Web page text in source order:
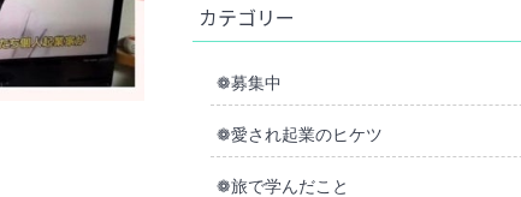
カテゴリー
❁募集中
❁愛され起業のヒケツ
❁旅で学んだこと